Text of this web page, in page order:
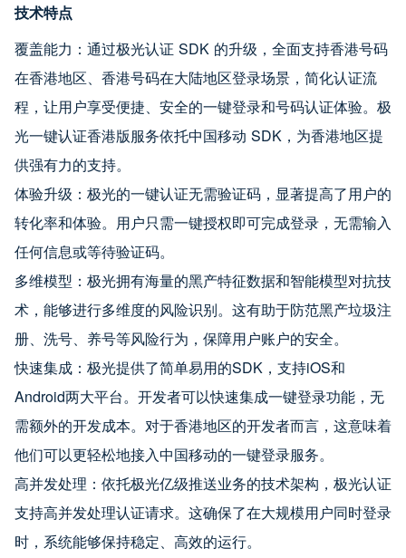
技术特点
覆盖能力：通过极光认证 SDK 的升级，全面支持香港号码
在香港地区、香港号码在大陆地区登录场景，简化认证流
程，让用户享受便捷、安全的一键登录和号码认证体验。极
光一键认证香港版服务依托中国移动 SDK，为香港地区提
供强有力的支持。
体验升级：极光的一键认证无需验证码，显著提高了用户的
转化率和体验。用户只需一键授权即可完成登录，无需输入
任何信息或等待验证码。
多维模型：极光拥有海量的黑产特征数据和智能模型对抗技
术，能够进行多维度的风险识别。这有助于防范黑产垃圾注
册、洗号、养号等风险行为，保障用户账户的安全。
快速集成：极光提供了简单易用的SDK，支持iOS和
Android两大平台。开发者可以快速集成一键登录功能，无
需额外的开发成本。对于香港地区的开发者而言，这意味着
他们可以更轻松地接入中国移动的一键登录服务。
高并发处理：依托极光亿级推送业务的技术架构，极光认证
支持高并发处理认证请求。这确保了在大规模用户同时登录
时，系统能够保持稳定、高效的运行。